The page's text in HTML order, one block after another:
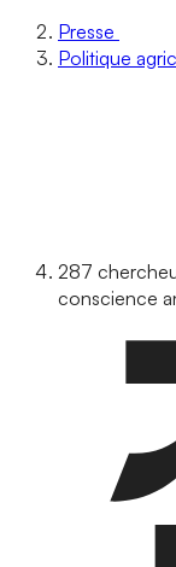
Presse
Politique
287
conscience